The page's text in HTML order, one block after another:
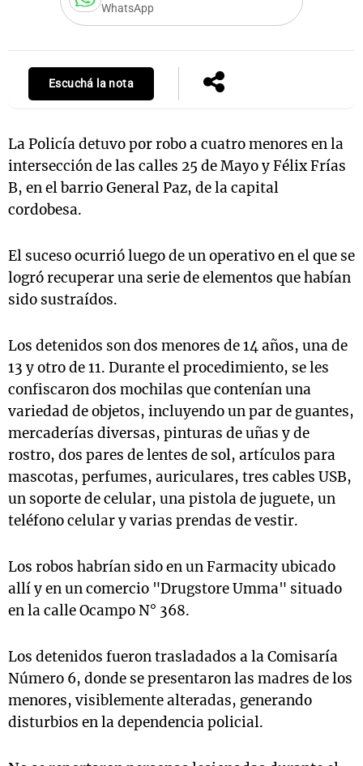
WhatsApp
Escuchá la nota
La Policía detuvo por robo a cuatro menores en la
intersección de las calles 25 de Mayo y Félix Frías
B, en el barrio General Paz, de la capital
cordobesa.
El suceso ocurrió luego de un operativo en el que se
logró recuperar una serie de elementos que habían
sido sustraídos.
Los detenidos son dos menores de 14 años, una de
13 y otro de 11. Durante el procedimiento, se les
confiscaron dos mochilas que contenían una
variedad de objetos, incluyendo un par de guantes,
mercaderías diversas, pinturas de uñas y de
rostro, dos pares de lentes de sol, artículos para
mascotas, perfumes, auriculares, tres cables USB,
un soporte de celular, una pistola de juguete, un
teléfono celular y varias prendas de vestir.
Los robos habrían sido en un Farmacity ubicado
allí y en un comercio "Drugstore Umma" situado
en la calle Ocampo N° 368.
Los detenidos fueron trasladados a la Comisaría
Número 6, donde se presentaron las madres de los
menores, visiblemente alteradas, generando
disturbios en la dependencia policial.